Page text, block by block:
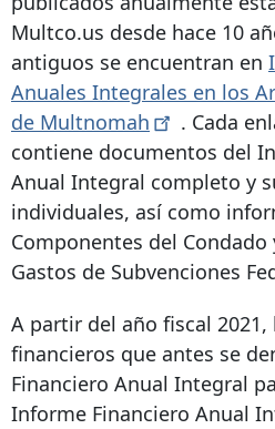
Multco.us desde hace 10
antiguos se encuentran en
Anuales Integrales en los
de Multnomah
. Cada
contiene documentos del
Anual Integral completo y
individuales, así como
Componentes del Condado
Gastos de Subvenciones
A partir del año fiscal 2021,
financieros que antes se
Financiero Anual Integral
Informe Financiero Anual